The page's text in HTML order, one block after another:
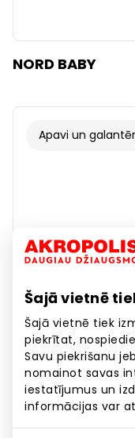
Šajā vietnē
Šajā vietnē tiek
piekrītat,
Savu piekrišanu
nomainot savas
iestatījumus un
informācijas var
NORD BABY
Apavi un